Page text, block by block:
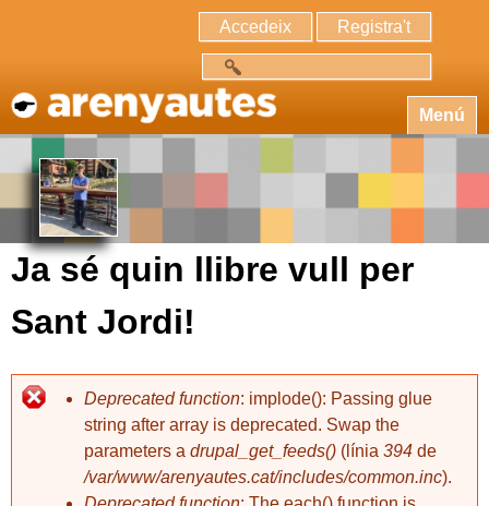
Accedeix Registra't
Menú
Ja sé quin llibre vull per
Sant Jordi!
Deprecated function: implode(): Passing glue
string after array is deprecated. Swap the
parameters a drupal_get_feeds() (línia 394 de
/var/www/arenyautes.cat/includes/common.inc).